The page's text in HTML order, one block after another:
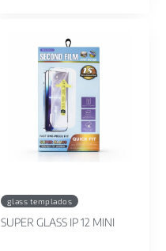
glass templados
SUPER GLASS IP 12 MINI